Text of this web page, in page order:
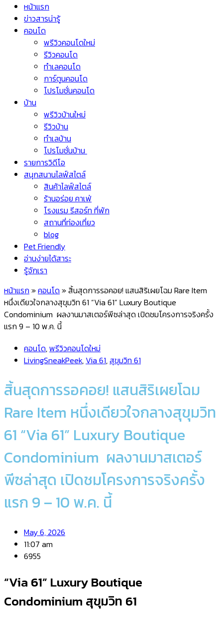
หน้าแรก
ข่าวสารน่ารู้
คอนโด
พรีวิวคอนโดใหม่
รีวิวคอนโด
ทำเลคอนโด
การ์ตูนคอนโด
โปรโมชั่นคอนโด
บ้าน
พรีวิวบ้านใหม่
รีวิวบ้าน
ทำเลบ้าน
โปรโมชั่นบ้าน
รายการวิดีโอ
สนุกสนานไลฟ์สไตล์
สินค้าไลฟ์สไตล์
ร้านอร่อย คาเฟ่
โรงแรม รีสอร์ท ที่พัก
สถานที่ท่องเที่ยว
blog
Pet Friendly
อ่านง่ายได้สาระ
รู้จักเรา
หน้าแรก »คอนโด »สิ้นสุดการรอคอย! แสนสิริเผยโฉม Rare Item
หนึ่งเดียวใจกลางสุขุมวิท 61 “Via 61” Luxury Boutique
Condominium ผลงานมาสเตอร์พีซล่าสุด เปิดชมโครงการจริงครั้ง
แรก 9 – 10 พ.ค. นี้
คอนโด,พรีวิวคอนโดใหม่
LivingSneakPeek, Via 61,สุขุมวิท 61
สิ้นสุดการรอคอย! แสนสิริเผยโฉม
Rare Item หนึ่งเดียวใจกลางสุขุมวิท
61 “Via 61” Luxury Boutique
Condominium ผลงานมาสเตอร์
พีซล่าสุด เปิดชมโครงการจริงครั้ง
แรก 9 – 10 พ.ค. นี้
May 6, 2026
11:07 am
6955
“Via 61” Luxury Boutique
Condominium สุขุมวิท 61